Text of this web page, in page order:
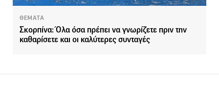
ΘΕΜΑΤΑ
Σκορπίνα: Όλα όσα πρέπει να γνωρίζετε πριν την
καθαρίσετε και οι καλύτερες συνταγές